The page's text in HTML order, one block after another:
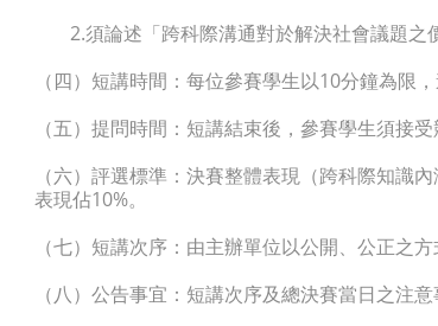
2.須論述「跨科際溝通對於解決社會議題之
（四）短講時間：每位參賽學生以10分鐘為限
（五）提問時間：短講結束後，參賽學生須接
（六）評選標準：決賽整體表現（跨科際知識
表現佔10%。
（七）短講次序：由主辦單位以公開、公正之
（八）公告事宜：短講次序及總決賽當日之注